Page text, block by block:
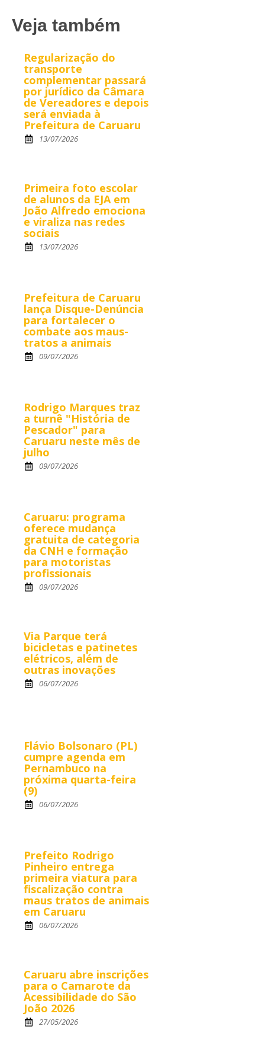
Veja também
Regularização do
transporte
complementar passará
por jurídico da Câmara
de Vereadores e depois
será enviada à
Prefeitura de Caruaru
13/07/2026
Primeira foto escolar
de alunos da EJA em
João Alfredo emociona
e viraliza nas redes
sociais
13/07/2026
Prefeitura de Caruaru
lança Disque-Denúncia
para fortalecer o
combate aos maus-
tratos a animais
09/07/2026
Rodrigo Marques traz
a turnê "História de
Pescador" para
Caruaru neste mês de
julho
09/07/2026
Caruaru: programa
oferece mudança
gratuita de categoria
da CNH e formação
para motoristas
profissionais
09/07/2026
Via Parque terá
bicicletas e patinetes
elétricos, além de
outras inovações
06/07/2026
Flávio Bolsonaro (PL)
cumpre agenda em
Pernambuco na
próxima quarta-feira
(9)
06/07/2026
Prefeito Rodrigo
Pinheiro entrega
primeira viatura para
fiscalização contra
maus tratos de animais
em Caruaru
06/07/2026
Caruaru abre inscrições
para o Camarote da
Acessibilidade do São
João 2026
27/05/2026